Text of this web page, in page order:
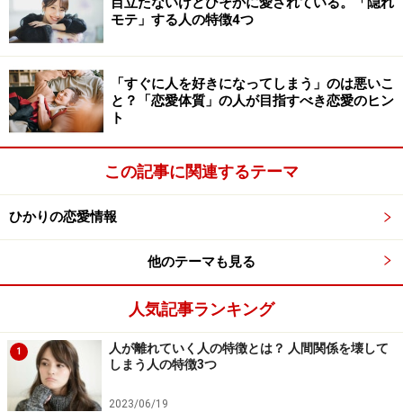
だから、もし「恋をしたい！」と思うのであれば、その
１歩を踏み出してみませんか？
ここでは、「大人が恋を始めるための３つのステップ」
を紹介します。
■恋のきっかけを作る
■デートをしてみる
■恋心を育む
を紹介します。
大人の恋の始め方1：恋のきっかけを作る
大人の恋の始め方2：デートをしてみる
大人の恋の始め方3：恋心を育む
モテ」する人の特徴4つ
「すぐに人を好きになってしまう」のは悪いこ
と？「恋愛体質」の人が目指すべき恋愛のヒン
ト
この記事に関連するテーマ
ひかりの恋愛情報
他のテーマも見る
人気記事ランキング
1
人が離れていく人の特徴とは？ 人間関係を壊して
しまう人の特徴3つ
2023/06/19